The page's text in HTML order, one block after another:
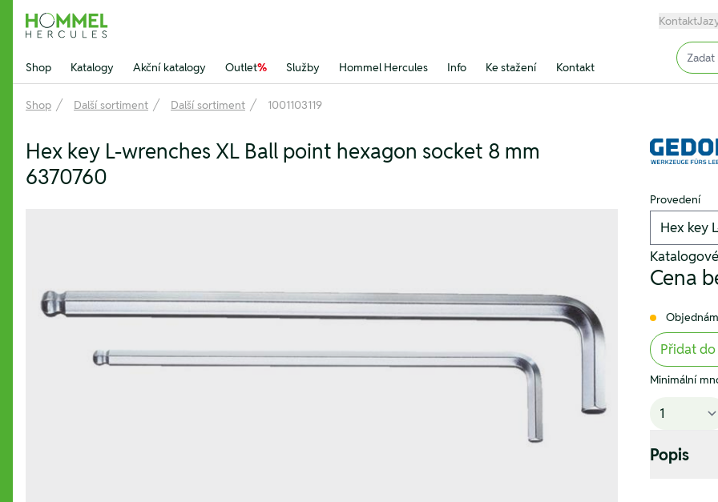
Hommel Hercules
Kontakt
Shop Katalogy Akční katalogy Outlet% Služby Hommel Hercules Info Ke stažení Kontakt
Input
Shop Další sortiment Další sortiment 1001103119
Hex key L-wrenches XL Ball point hexagon socket 8 mm
6370760
Provedení
Cena
Přidat
Minimální
Popis